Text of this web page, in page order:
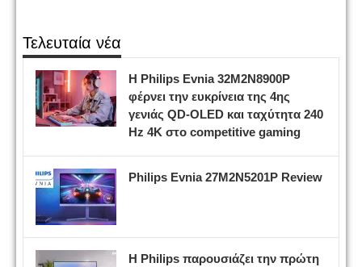
Τελευταία νέα
Η Philips Evnia 32M2N8900P
φέρνει την ευκρίνεια της 4ης
γενιάς QD-OLED και ταχύτητα 240
Hz 4K στο competitive gaming
Philips Evnia 27M2N5201P Review
Η Philips παρουσιάζει την πρώτη